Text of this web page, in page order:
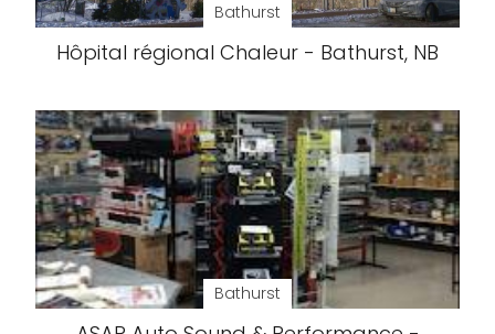
Bathurst
Hôpital régional Chaleur - Bathurst, NB
Bathurst